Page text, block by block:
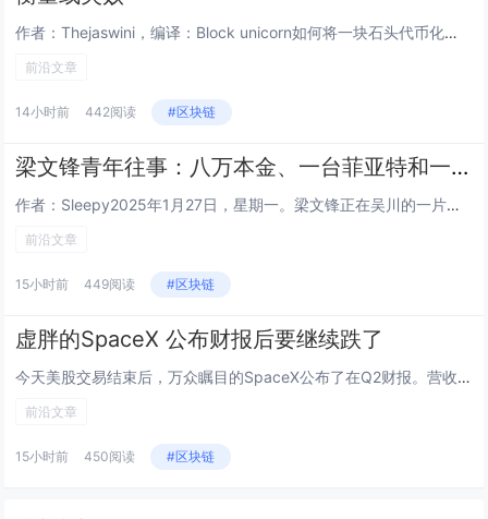
作者：Thejaswini，编译：Block unicorn如何将一块石头代币化？找一块石头，铸造一种代表它的代币，而这...
前沿文章
14小时前 442阅读 #区块链
梁文锋青年往事：八万本金、一台菲亚特和一个人的长征
作者：Sleepy2025年1月27日，星期一。梁文锋正在吴川的一片球场上，和几个初中同学踢球。七天前，DeepSeek...
前沿文章
15小时前 449阅读 #区块链
虚胖的SpaceX 公布财报后要继续跌了
今天美股交易结束后，万众瞩目的SpaceX公布了在Q2财报。营收78.14亿美元，同比增长92%，市场预期69.3亿，超...
前沿文章
15小时前 450阅读 #区块链